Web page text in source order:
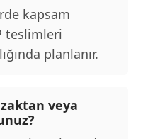
kapsam
teslimleri
planlanır.
veya